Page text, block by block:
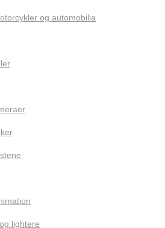
og automobilia
lightere